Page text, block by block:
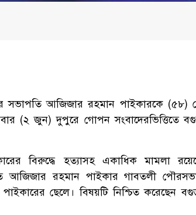
আজিজার রহমান পাইকারকে (৫৮)
(২ জুন) দুপুরে গোপন সংবাদেরভিত্তিতে
বিরুদ্ধে হত্যাসহ একাধিক মামলা
আজিজার রহমান পাইকার গাবতলী
ছেলে। বিষয়টি নিশ্চিত করেছেন